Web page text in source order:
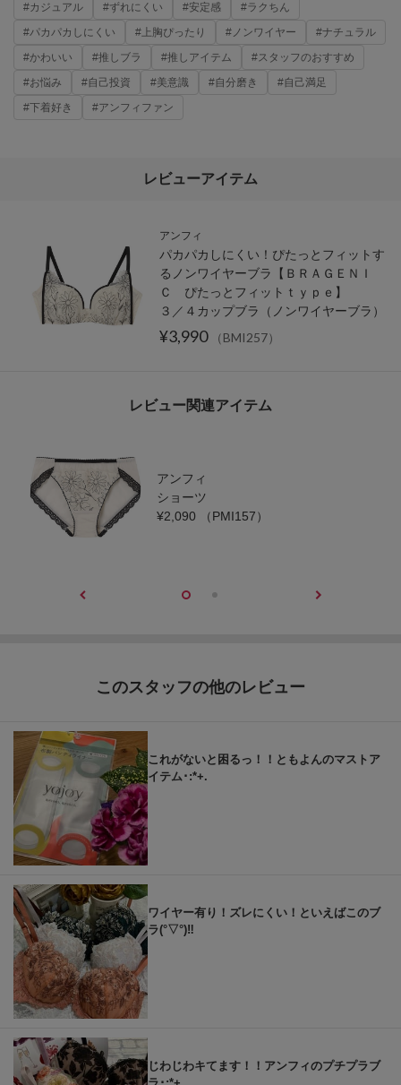
#カジュアル
#ずれにくい #安定感
#ラクちん
#パカパカしにくい
#上胸ぴったり #ノンワイヤー
#ナチュラル
#かわいい
#推しブラ #推しアイテム
#スタッフのおすすめ
#お悩み
#自己投資 #美意識 #自分磨き
#自己満足
#下着好き
#アンフィファン
レビューアイテム
アンフィ
パカパカしにくい！ぴたっとフィットす
るノンワイヤーブラ【ＢＲＡＧＥＮＩ
Ｃ ぴたっとフィットｔｙｐｅ】
３／４カップブラ（ノンワイヤーブラ）
¥3,990 （BMI257）
レビュー関連アイテム
アンフィ
ショーツ
¥2,090
（PMI157）
このスタッフの他のレビュー
これがないと困るっ！！ともよんのマストア
イテム･:*+.
ワイヤー有り！ズレにくい！といえばこのブ
ラ(°▽°)‼︎
じわじわキてます！！アンフィのプチプラブ